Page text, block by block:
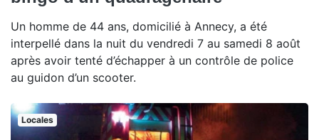
Un homme de 44 ans, domicilié à Annecy, a été
interpellé dans la nuit du vendredi 7 au samedi 8 août
après avoir tenté d’échapper à un contrôle de police
au guidon d’un scooter.
Locales